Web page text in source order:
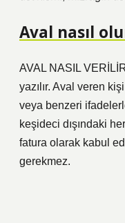
Aval nasıl
AVAL NASIL
yazılır. Aval veren
veya benzeri
keşideci dışındaki
fatura olarak kabul
gerekmez.